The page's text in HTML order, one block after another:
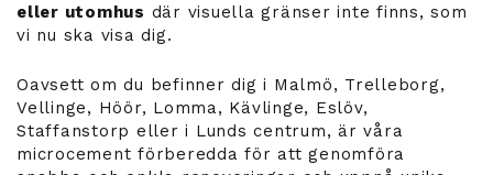
eller utomhus där visuella gränser inte finns, som
vi nu ska visa dig.
Oavsett om du befinner dig i Malmö, Trelleborg,
Vellinge, Höör, Lomma, Kävlinge, Eslöv,
Staffanstorp eller i Lunds centrum, är våra
microcement förberedda för att genomföra